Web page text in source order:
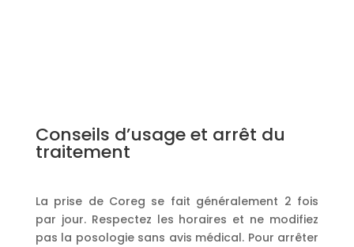
Conseils d’usage et arrêt du
traitement
La prise de Coreg se fait généralement 2 fois
par jour. Respectez les horaires et ne modifiez
pas la posologie sans avis médical. Pour arrêter